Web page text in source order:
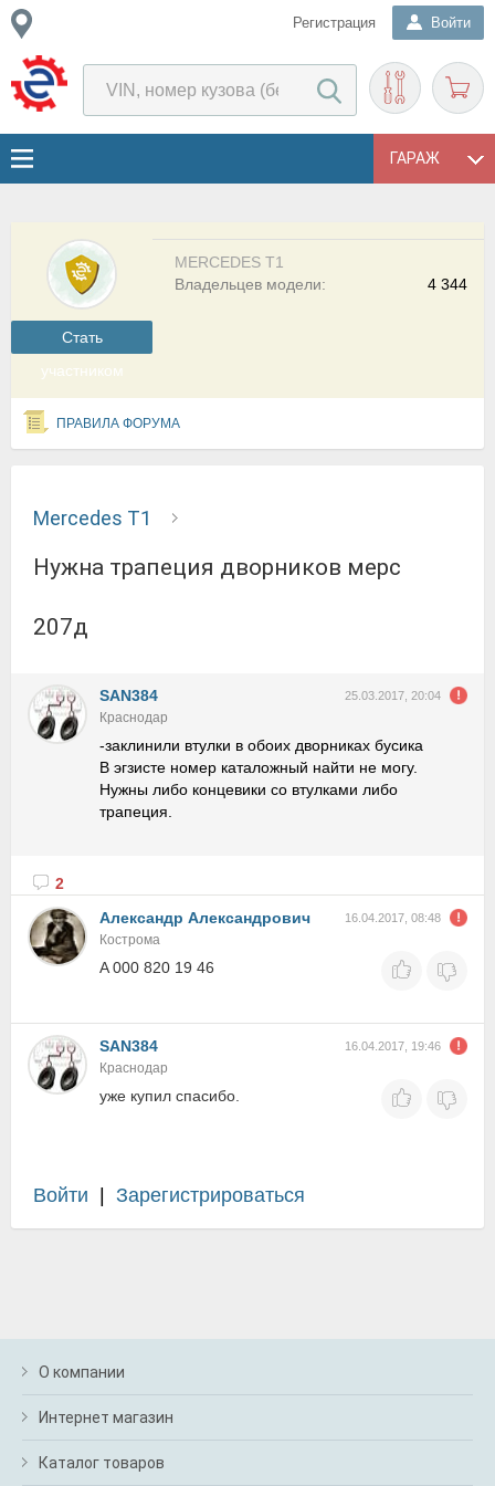
Регистрация Войти
ГАРАЖ
Cтать
участником
MERCEDES T1
4 344
Владельцев модели:
ПРАВИЛА ФОРУМА
Mercedes T1
нужна трапеция дворников мерс
207д
SAN384 25.03.2017, 20:04
Краснодар
-заклинили втулки в обоих дворниках бусика
В эгзисте номер каталожный найти не могу.
Нужны либо концевики со втулками либо
трапеция.
2
Александр Александрович
16.04.2017, 08:48
Кострома
A 000 820 19 46
SAN384 16.04.2017, 19:46
Краснодар
уже купил спасибо.
Войти Зарегистрироваться
О компании
Интернет магазин
Каталог товаров